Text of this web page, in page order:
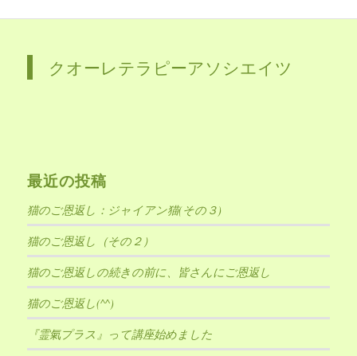
クオーレテラピーアソシエイツ
最近の投稿
猫のご恩返し：ジャイアン猫(その３)
猫のご恩返し（その２）
猫のご恩返しの続きの前に、皆さんにご恩返し
猫のご恩返し(^^)
『霊氣プラス』って講座始めました